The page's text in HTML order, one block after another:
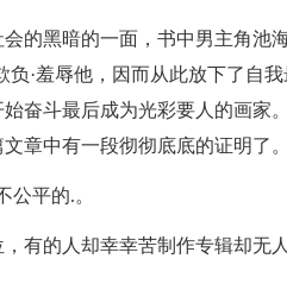
的黑暗的一面，书中男主角池
负·羞辱他，因而从此放下了自
奋斗最后成为光彩要人的画家
章中有一段彻彻底底的证明了。
公平的.。
有的人却幸幸苦制作专辑却无人